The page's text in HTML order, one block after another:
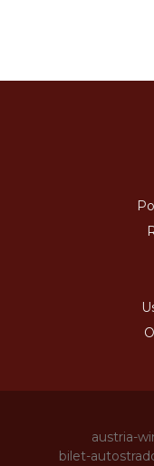
austria-
bilet-